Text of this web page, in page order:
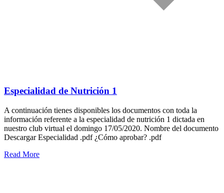
Especialidad de Nutrición 1
A continuación tienes disponibles los documentos con toda la
información referente a la especialidad de nutrición 1 dictada en
nuestro club virtual el domingo 17/05/2020. Nombre del documento
Descargar Especialidad .pdf ¿Cómo aprobar? .pdf
Read More